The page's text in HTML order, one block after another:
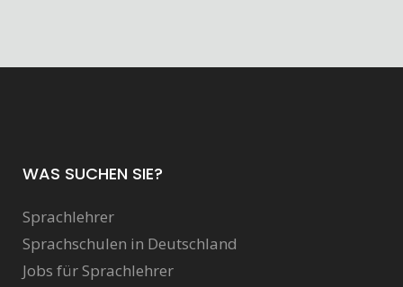
WAS SUCHEN SIE?
Sprachlehrer
Sprachschulen in Deutschland
Jobs für Sprachlehrer